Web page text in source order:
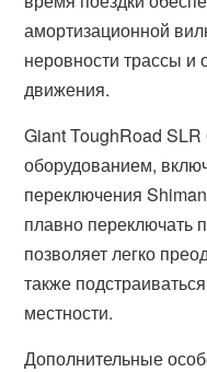
амортизационной
неровности трассы и
движения.
Giant ToughRoad
оборудованием,
переключения
плавно переключать
позволяет легко
также
местности.
Дополнительные